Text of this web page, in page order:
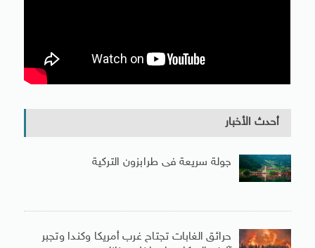
أحدث الأخبار
جولة سريعة فى طرابزون التركية
حرائق الغابات تجتاح غرب أمريكا وكندا وتجبر